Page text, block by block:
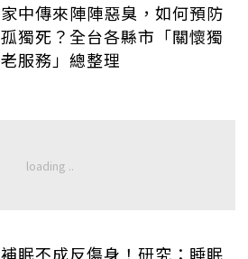
家中傳來陣陣惡臭，如何預防
孤獨死？全台各縣市「關懷獨
老服務」總整理
補眠不成反傷身！研究：睡眠